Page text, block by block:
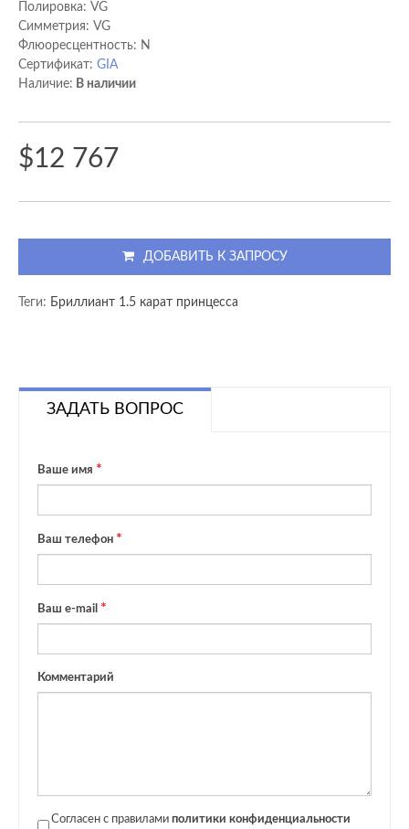
Полировка: VG
Cимметрия: VG
Флюоресцентность: N
Сертификат: GIA
Наличие: В наличии
$12 767
ДОБАВИТЬ К ЗАПРОСУ
Теги: Бриллиант 1.5 карат принцесса
ЗАДАТЬ ВОПРОС
Ваше имя
Ваш телефон
Ваш e-mail
Комментарий
Согласен с правилами политики конфиденциальности